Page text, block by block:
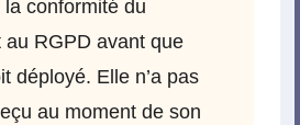
la conformité du
au RGPD avant que
déployé. Elle n’a pas
au moment de son